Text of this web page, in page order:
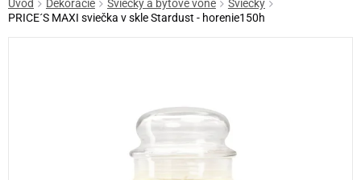
Úvod Dekorácie Sviečky a bytové vône
Sviečky
PRICE´S MAXI sviečka v skle Stardust - horenie150h